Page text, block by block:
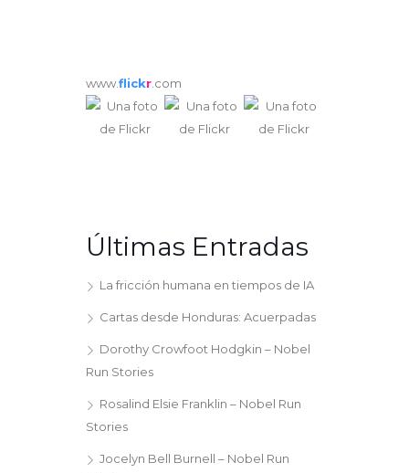
www.flickr.com
Últimas Entradas
La fricción humana en tiempos de IA
Cartas desde Honduras: Acuerpadas
Dorothy Crowfoot Hodgkin – Nobel
Run Stories
Rosalind Elsie Franklin – Nobel Run
Stories
Jocelyn Bell Burnell – Nobel Run